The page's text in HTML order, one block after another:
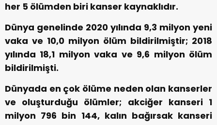
her 5 ölümden biri kanser kaynaklıdır.
Dünya genelinde 2020 yılında 9,3 milyon yeni
vaka ve 10,0 milyon ölüm bildirilmiştir; 2018
yılında 18,1 milyon vaka ve 9,6 milyon ölüm
bildirilmişti.
Dünyada en çok ölüme neden olan kanserler
ve oluşturduğu ölümler; akciğer kanseri 1
milyon 796 bin 144, kalın bağırsak kanseri